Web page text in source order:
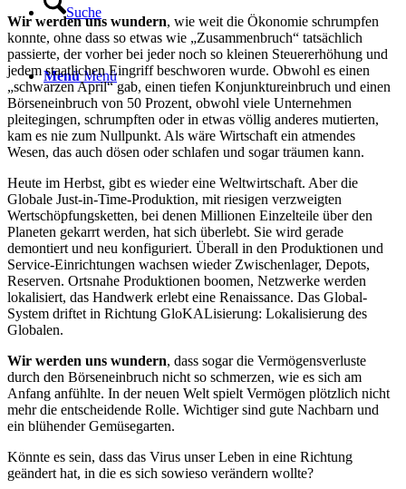
Suche
Menü Menü
Wir werden uns wundern, wie weit die Ökonomie schrumpfen
konnte, ohne dass so etwas wie „Zusammenbruch“ tatsächlich
passierte, der vorher bei jeder noch so kleinen Steuererhöhung und
jedem staatlichen Eingriff beschworen wurde. Obwohl es einen
„schwarzen April“ gab, einen tiefen Konjunktureinbruch und einen
Börseneinbruch von 50 Prozent, obwohl viele Unternehmen
pleitegingen, schrumpften oder in etwas völlig anderes mutierten,
kam es nie zum Nullpunkt. Als wäre Wirtschaft ein atmendes
Wesen, das auch dösen oder schlafen und sogar träumen kann.
Heute im Herbst, gibt es wieder eine Weltwirtschaft. Aber die
Globale Just-in-Time-Produktion, mit riesigen verzweigten
Wertschöpfungsketten, bei denen Millionen Einzelteile über den
Planeten gekarrt werden, hat sich überlebt. Sie wird gerade
demontiert und neu konfiguriert. Überall in den Produktionen und
Service-Einrichtungen wachsen wieder Zwischenlager, Depots,
Reserven. Ortsnahe Produktionen boomen, Netzwerke werden
lokalisiert, das Handwerk erlebt eine Renaissance. Das Global-
System driftet in Richtung GloKALisierung: Lokalisierung des
Globalen.
Wir werden uns wundern, dass sogar die Vermögensverluste
durch den Börseneinbruch nicht so schmerzen, wie es sich am
Anfang anfühlte. In der neuen Welt spielt Vermögen plötzlich nicht
mehr die entscheidende Rolle. Wichtiger sind gute Nachbarn und
ein blühender Gemüsegarten.
Könnte es sein, dass das Virus unser Leben in eine Richtung
geändert hat, in die es sich sowieso verändern wollte?